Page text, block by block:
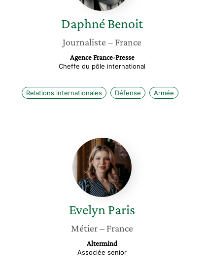
DaphnéBenoit
Journaliste – France
Agence France-Presse
Cheffe du pôle international
Relations internationales Défense Armée
Evelyn
Paris
Evelyn Paris
Métier– France
Altermind
Associée senior